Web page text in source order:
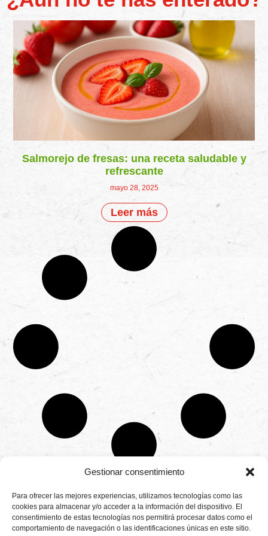
Gestionar consentimiento
Para ofrecer las mejores experiencias, utilizamos tecnologías como las
cookies para almacenar y/o acceder a la información del dispositivo. El
consentimiento de estas tecnologías nos permitirá procesar datos como el
comportamiento de navegación o las identificaciones únicas en este sitio.
Salmorejo de fresas: una receta saludable y
refrescante
mayo 28, 2025
Leer más
Productores
de
fresas,
CONTÁCTANOS
Camino de
Montemayor s/n
21800 Moguer.
Huelva ESPAÑA.
Aviso legal
Política de
privacidad